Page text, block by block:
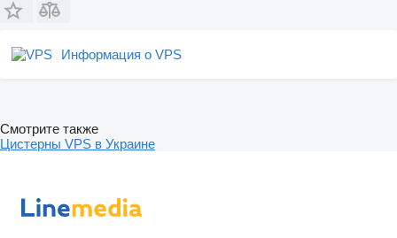
Информация о VPS
Смотрите также
Цистерны VPS в Украине